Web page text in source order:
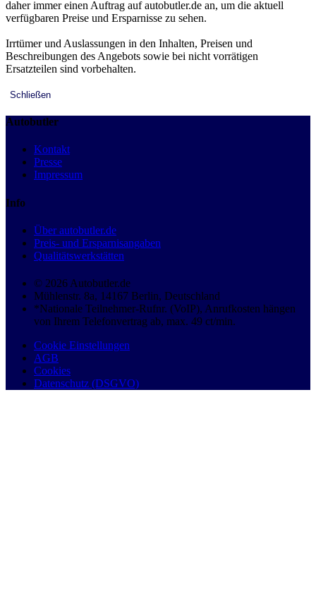
daher immer einen Auftrag auf autobutler.de an, um die aktuell
verfügbaren Preise und Ersparnisse zu sehen.
Irrtümer und Auslassungen in den Inhalten, Preisen und
Beschreibungen des Angebots sowie bei nicht vorrätigen
Ersatzteilen sind vorbehalten.
Schließen
Autobutler
Kontakt
Presse
Impressum
Info
Über autobutler.de
Preis- und Ersparnisangaben
Qualitätswerkstätten
© 2026 Autobutler.de
Mühlenstr. 8a, 14167 Berlin, Deutschland
*Nationale Teilnehmer-Rufnr. (VoIP), Anrufkosten hängen
von Ihrem Telefonvertrag ab, max. 49 ct/min.
Cookie Einstellungen
AGB
Cookies
Datenschutz (DSGVO)